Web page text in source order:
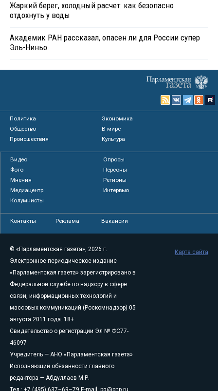
Жаркий берег, холодный расчет: как безопасно
отдохнуть у воды
Академик РАН рассказал, опасен ли для России супер
Эль-Ниньо
Политика
Экономика
Общество
В мире
Происшествия
Культура
Видео
Опросы
Фото
Персоны
Мнения
Регионы
Медиацентр
Интервью
Колумнисты
Контакты Реклама Вакансии
© «Парламентская газета», 2026 г.
Электронное периодическое издание
«Парламентская газета» зарегистрировано в
Федеральной службе по надзору в сфере
связи, информационных технологий и
массовых коммуникаций (Роскомнадзор) 05
августа 2011 года. 18+
Свидетельство о регистрации Эл № ФС77-
46097
Учредитель — АНО «Парламентская газета»
Исполняющий обязанности главного
редактора — Абдуллаев М.Р.
Тел.: +7 (495) 637–69–79 E-mail: pg@pnp.ru
Карта сайта